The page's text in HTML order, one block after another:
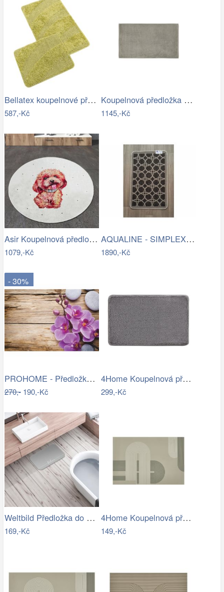
Bellatex koupelnové předložky…
587,-Kč
Koupelnová předložka 100x60 cm Blomus…
1145,-Kč
Asir Koupelnová předložka Terrier, Ø…
1079,-Kč
AQUALINE - SIMPLEX ECO skříňka za…
1890,-Kč
- 30%
PROHOME - Předložka koupelnová 45x70cm…
270,-190,-Kč
4Home Koupelnová předložka Comfort, 40…
299,-Kč
Weltbild Předložka do koupelny Relax,…
169,-Kč
4Home Koupelnová předložka Abstract, 40…
149,-Kč